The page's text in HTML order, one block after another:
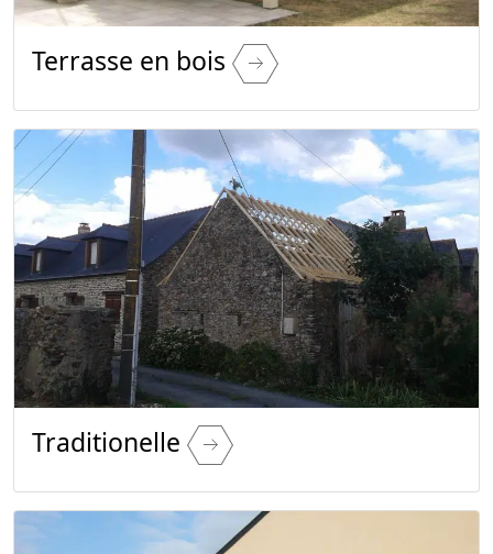
Terrasse en bois
Traditionelle